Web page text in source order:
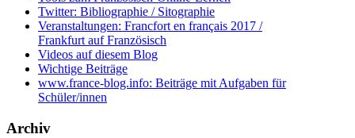
Twitter: Bibliographie / Sitographie
Veranstaltungen: Francfort en français 2017 /
Frankfurt auf Französisch
Videos auf diesem Blog
Wichtige Beiträge
www.france-blog.info: Beiträge mit Aufgaben für
Schüler/innen
Archiv